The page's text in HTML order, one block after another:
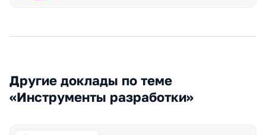
Другие доклады по теме
«Инструменты разработки»